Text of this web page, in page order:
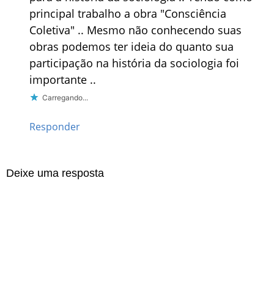
principal trabalho a obra "Consciência
Coletiva" .. Mesmo não conhecendo suas
obras podemos ter ideia do quanto sua
participação na história da sociologia foi
importante ..
Carregando...
Responder
Deixe uma resposta